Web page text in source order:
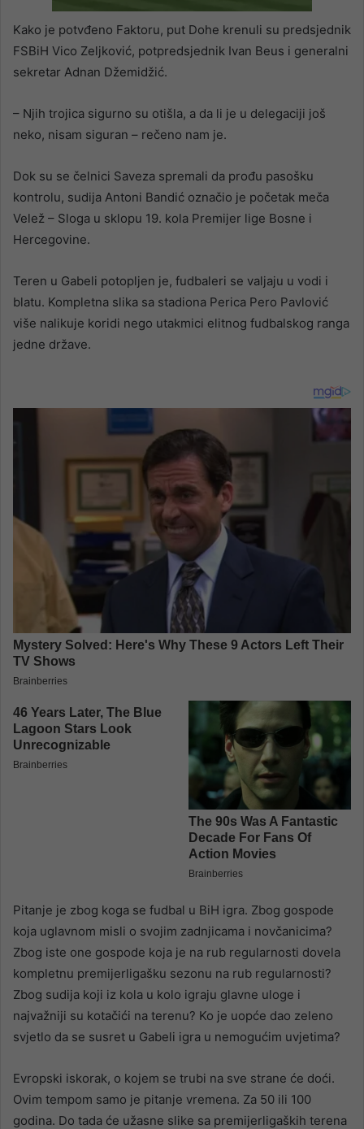
Kako je potvđeno Faktoru, put Dohe krenuli su predsjednik
FSBiH Vico Zeljković, potpredsjednik Ivan Beus i generalni
sekretar Adnan Džemidžić.
– Njih trojica sigurno su otišla, a da li je u delegaciji još
neko, nisam siguran – rečeno nam je.
Dok su se čelnici Saveza spremali da prođu pasošku
kontrolu, sudija Antoni Bandić označio je početak meča
Velež – Sloga u sklopu 19. kola Premijer lige Bosne i
Hercegovine.
Teren u Gabeli potopljen je, fudbaleri se valjaju u vodi i
blatu. Kompletna slika sa stadiona Perica Pero Pavlović
više nalikuje koridi nego utakmici elitnog fudbalskog ranga
jedne države.
Pitanje je zbog koga se fudbal u BiH igra. Zbog gospode
koja uglavnom misli o svojim zadnjicama i novčanicima?
Zbog iste one gospode koja je na rub regularnosti dovela
kompletnu premijerligašku sezonu na rub regularnosti?
Zbog sudija koji iz kola u kolo igraju glavne uloge i
najvažniji su kotačići na terenu? Ko je uopće dao zeleno
svjetlo da se susret u Gabeli igra u nemogućim uvjetima?
Evropski iskorak, o kojem se trubi na sve strane će doći.
Ovim tempom samo je pitanje vremena. Za 50 ili 100
godina. Do tada će užasne slike sa premijerligaških terena